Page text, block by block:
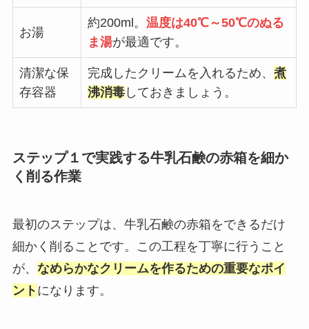
お湯
約200ml。 温度は40℃～50℃のぬる
ま湯が最適です。
清潔な保
存容器
完成したクリームを入れるため、 煮
沸消毒しておきましょう。
ステップ１で実践する牛乳石鹸の赤箱を細か
く削る作業
最初のステップは、牛乳石鹸の赤箱をできるだけ
細かく削ることです。この工程を丁寧に行うこと
が、 なめらかなクリームを作るための重要なポイ
ント になります。